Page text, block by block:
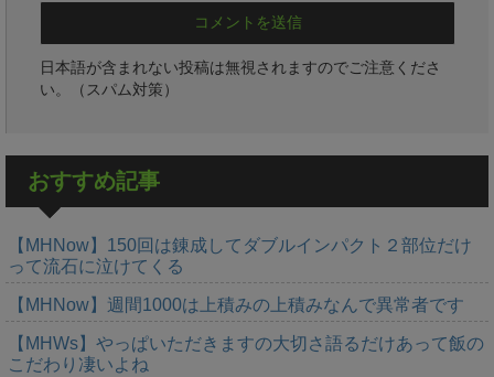
日本語が含まれない投稿は無視されますのでご注意くださ
い。（スパム対策）
おすすめ記事
【MHNow】150回は錬成してダブルインパクト２部位だけ
って流石に泣けてくる
【MHNow】週間1000は上積みの上積みなんで異常者です
【MHWs】やっぱいただきますの大切さ語るだけあって飯の
こだわり凄いよね